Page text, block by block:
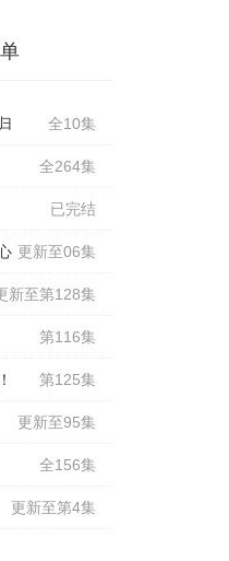
全10集
全264集
已完结
更新至06集
新至第128集
第116集
第125集
更新至95集
全156集
更新至第4集